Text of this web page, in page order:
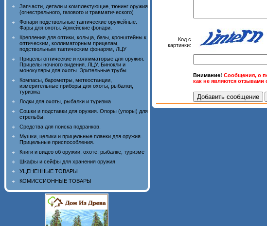
Запчасти, детали и комплектующие, тюнинг оружия
(огнестрельного, газового и травматического)
Фонари подствольные тактические оружейные.
Фары для охоты. Армейские фонари.
Крепления для оптики, кольца, базы, кронштейны к
оптическим, коллиматорным прицелам,
подствольным тактическим фонарям, ЛЦУ
Прицелы оптические и коллиматорые для оружия.
Прицелы ночного видения. ЛЦУ. Бинокли и
монокуляры для охоты. Зрительные трубы.
Компасы, барометры, метеостанции,
измерительные приборы для охоты, рыбалки,
туризма
Лодки для охоты, рыбалки и туризма
Сошки и подставки для оружия. Опоры (упоры) для
стрельбы.
Средства для поиска подранков.
Мушки, целики и прицельные планки для оружия.
Прицельные приспособления.
Книги и видео об оружии, охоте, рыбалке, туризме
Шкафы и сейфы для хранения оружия
УЦЕНЕННЫЕ ТОВАРЫ
КОМИССИОННЫЕ ТОВАРЫ
Код с
картинки:
Внимание! Сообщения, о
как не являются отзывами